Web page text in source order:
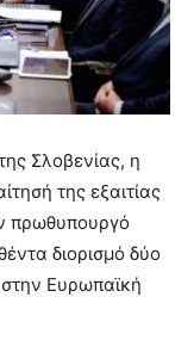
Σλοβενίας, η
της εξαιτίας
πρωθυπουργό
διορισμό δύο
Ευρωπαϊκή